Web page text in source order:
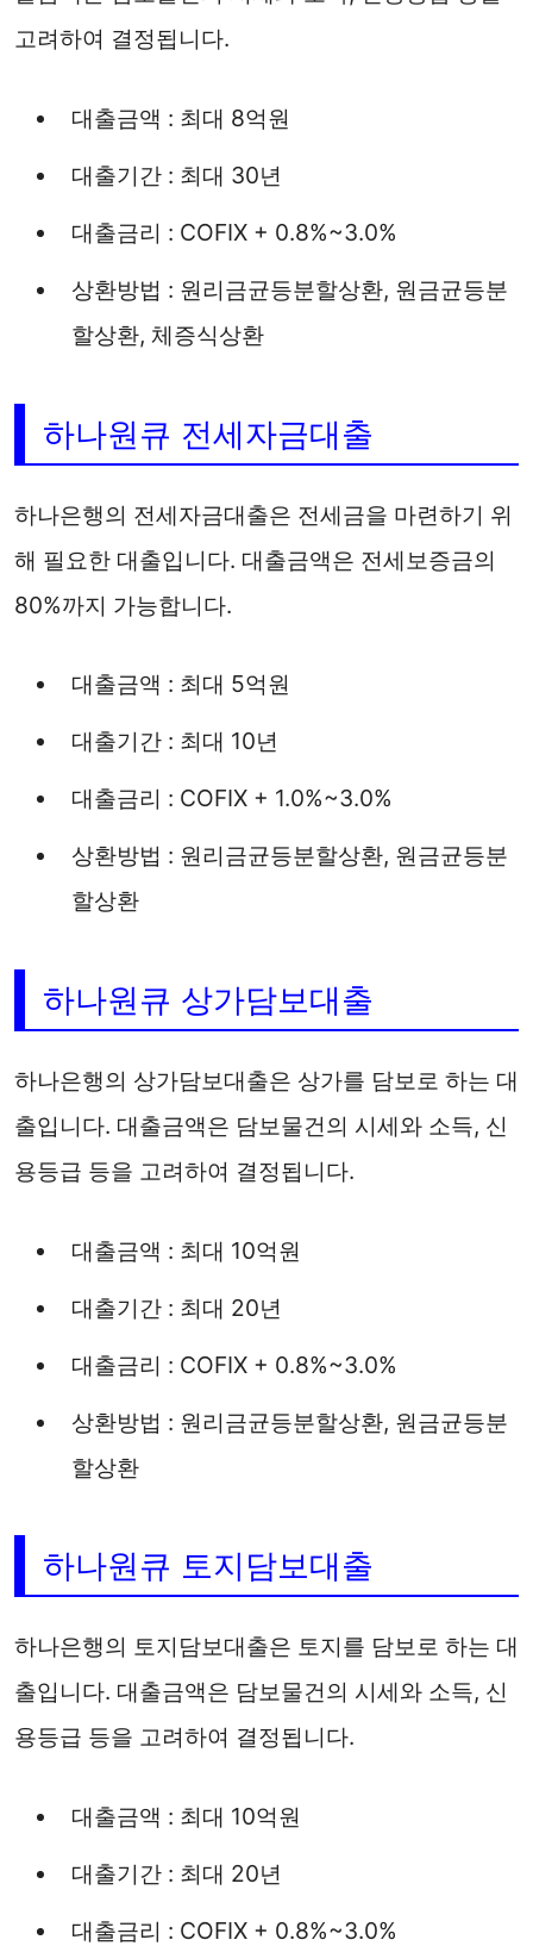
고려하여 결정됩니다.
대출금액 : 최대 8억원
대출기간 : 최대 30년
대출금리 : COFIX + 0.8%~3.0%
상환방법 : 원리금균등분할상환, 원금균등분
할상환, 체증식상환
하나원큐 전세자금대출
하나은행의 전세자금대출은 전세금을 마련하기 위
해 필요한 대출입니다. 대출금액은 전세보증금의
80%까지 가능합니다.
대출금액 : 최대 5억원
대출기간 : 최대 10년
대출금리 : COFIX + 1.0%~3.0%
상환방법 : 원리금균등분할상환, 원금균등분
할상환
하나원큐 상가담보대출
하나은행의 상가담보대출은 상가를 담보로 하는 대
출입니다. 대출금액은 담보물건의 시세와 소득, 신
용등급 등을 고려하여 결정됩니다.
대출금액 : 최대 10억원
대출기간 : 최대 20년
대출금리 : COFIX + 0.8%~3.0%
상환방법 : 원리금균등분할상환, 원금균등분
할상환
하나원큐 토지담보대출
하나은행의 토지담보대출은 토지를 담보로 하는 대
출입니다. 대출금액은 담보물건의 시세와 소득, 신
용등급 등을 고려하여 결정됩니다.
대출금액 : 최대 10억원
대출기간 : 최대 20년
대출금리 : COFIX + 0.8%~3.0%